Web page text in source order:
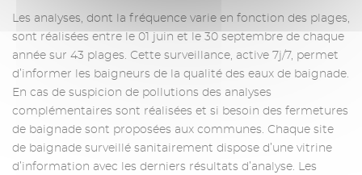
Les analyses, dont la fréquence varie en fonction des plages,
sont réalisées entre le 01 juin et le 30 septembre de chaque
année sur 43 plages. Cette surveillance, active 7j/7, permet
d’informer les baigneurs de la qualité des eaux de baignade.
En cas de suspicion de pollutions des analyses
complémentaires sont réalisées et si besoin des fermetures
de baignade sont proposées aux communes. Chaque site
de baignade surveillé sanitairement dispose d’une vitrine
d’information avec les derniers résultats d’analyse. Les